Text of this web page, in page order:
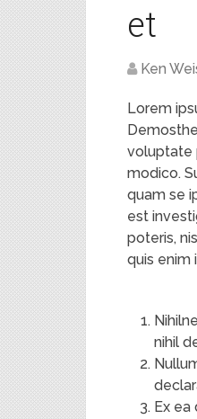
et
Ken
Lorem
voluptate
modico.
quam se
est
poteris,
quis enim
nihil
Ex ea